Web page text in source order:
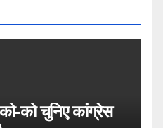
को चुनिए कांग्रेस